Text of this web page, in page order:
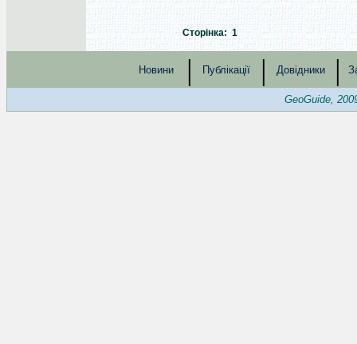
Сторінка: 1
Новини | Публікації | Довідники |
GeoGuide,